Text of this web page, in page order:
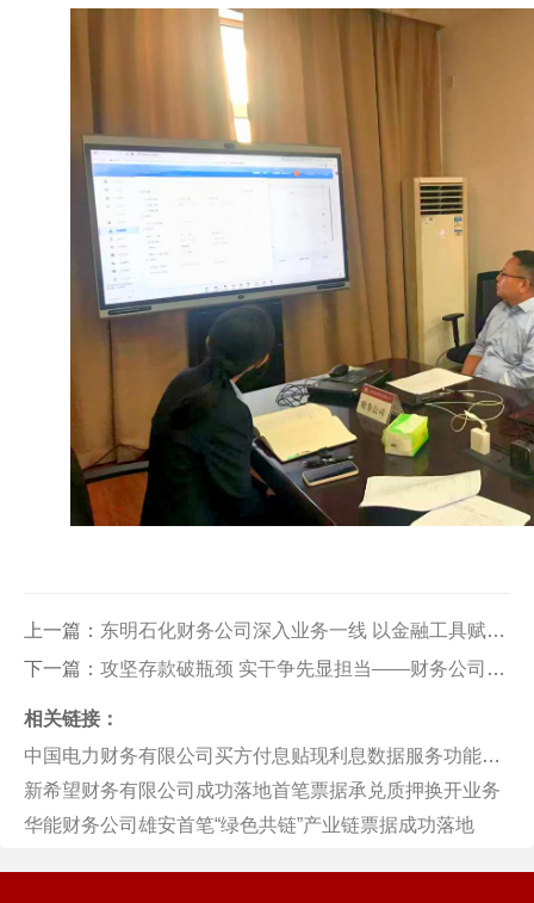
上一篇： 东明石化财务公司深入业务一线 以金融工具赋能销售
下一篇： 攻坚存款破瓶颈 实干争先显担当——财务公司存款业务实现历史性跨越
相关链接：
中国电力财务有限公司买方付息贴现利息数据服务功能正式上线
新希望财务有限公司成功落地首笔票据承兑质押换开业务
华能财务公司雄安首笔“绿色共链”产业链票据成功落地